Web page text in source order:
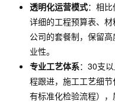
透明化运营模式：相
详细的工程预算表、
公司的套餐制，保留
业性。
专业工艺体系：30支
程跟进，施工工艺细
有标准化检验流程），